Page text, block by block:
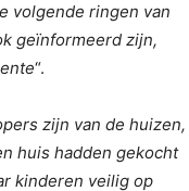
volgende ringen van
geïnformeerd zijn,
“.
zijn van de huizen,
huis hadden gekocht
kinderen veilig op